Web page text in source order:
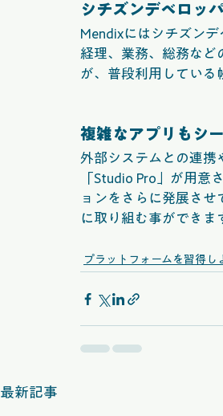
シチズンデベロッ
Mendixにはシチズン
経理、業務、総務など
が、普段利用してい
複雑なアプリもシ
外部システムとの連携
「Studio Pro」が用意
ョンをさらに発展さ
に取り組む事ができま
プラットフォームを習得し
最新記事